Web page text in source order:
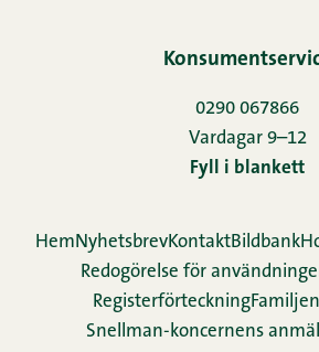
0290 067866
Vardagar 9–12
Fyll i blankett
HemNyhetsbrevKontaktBildbank
Redogörelse för
Re­gis­ter­för­teck­ning
Snellman-koncernens